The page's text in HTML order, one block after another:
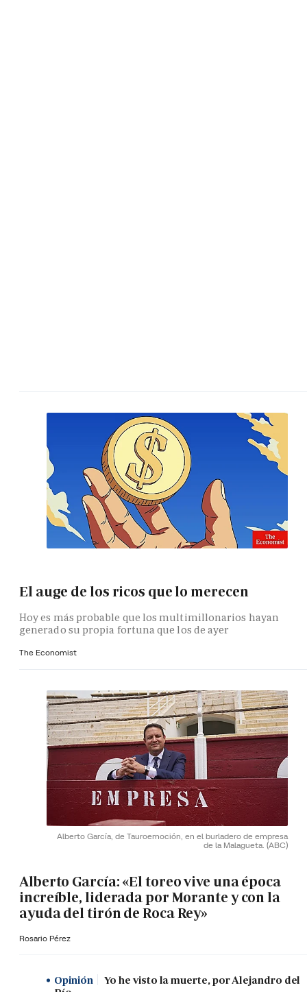
El auge de los ricos que lo merecen
Hoy es más probable que los multimillonarios hayan
generado su propia fortuna que los de ayer
The Economist
Alberto García, de Tauroemoción, en el burladero de empresa
de la Malagueta. (ABC)
Alberto García: «El toreo vive una época
increíble, liderada por Morante y con la
ayuda del tirón de Roca Rey»
Rosario Pérez
Opinión
Yo he visto la muerte, por Alejandro del